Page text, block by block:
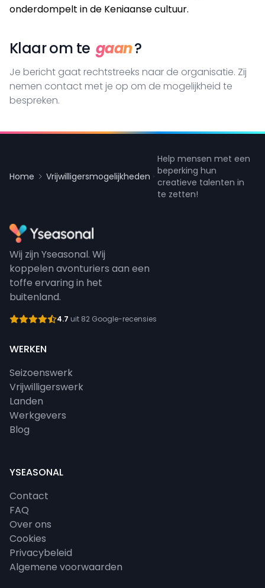
onderdompelt in de Keniaanse cultuur.
Klaar om te gaan?
Je bericht gaat rechtstreeks naar de organisatie. Zij
nemen contact met je op om de mogelijkheid te
bespreken.
Home Vrijwilligersmogelijkheden
Help mensen met een
beperking hun
creatieve talenten in
te zetten!
Wij zijn Yseasonal. Wij
koppelen avonturiers aan een
toffe ervaring in het
buitenland.
4.7 uit 82 Google-recensies
WERKEN
Seizoenswerk
Vrijwilligerswerk
Landen
Werkgevers
Blog
YSEASONAL
Contact
FAQ
Over ons
Cookies
Privacybeleid
Algemene voorwaarden